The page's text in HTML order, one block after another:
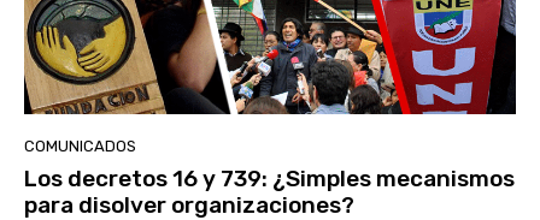
COMUNICADOS
Los decretos 16 y 739: ¿Simples mecanismos
para disolver organizaciones?